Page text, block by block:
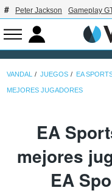
Peter Jackson Gameplay
VANDAL JUEGOS EA
MEJORES JUGADORES
EA
mejores
EA